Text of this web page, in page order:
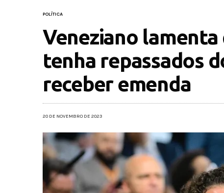
POLÍTICA
Veneziano lamenta
tenha repassados
receber emenda
20 DE NOVEMBRO DE 2023